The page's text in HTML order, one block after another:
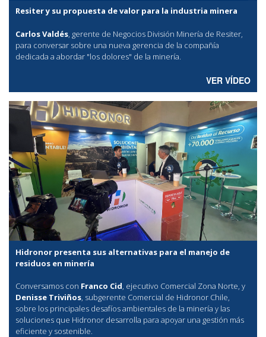
Resiter y su propuesta de valor para la industria minera
Carlos Valdés, gerente de Negocios División Minería de Resiter,
para conversar sobre una nueva gerencia de la compañía
dedicada a abordar "los dolores" de la minería.
VER VÍDEO
Hidronor presenta sus alternativas para el manejo de
residuos en minería
Conversamos con Franco Cid, ejecutivo Comercial Zona Norte, y
Denisse Triviños, subgerente Comercial de Hidronor Chile,
sobre los principales desafíos ambientales de la minería y las
soluciones que Hidronor desarrolla para apoyar una gestión más
eficiente y sostenible.